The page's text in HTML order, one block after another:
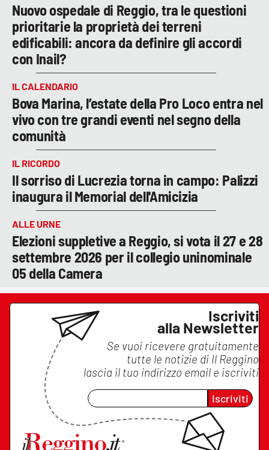
Nuovo ospedale di Reggio, tra le questioni
prioritarie la proprietà dei terreni
edificabili: ancora da definire gli accordi
con Inail?
IL CALENDARIO
Bova Marina, l’estate della Pro Loco entra nel
vivo con tre grandi eventi nel segno della
comunità
IL RICORDO
Il sorriso di Lucrezia torna in campo: Palizzi
inaugura il Memorial dell'Amicizia
ALLE URNE
Elezioni suppletive a Reggio, si vota il 27 e 28
settembre 2026 per il collegio uninominale
05 della Camera
Iscriviti
alla Newsletter
Se vuoi ricevere gratuitamente
tutte le notizie di Il Reggino
lascia il tuo indirizzo email e iscriviti
Iscriviti